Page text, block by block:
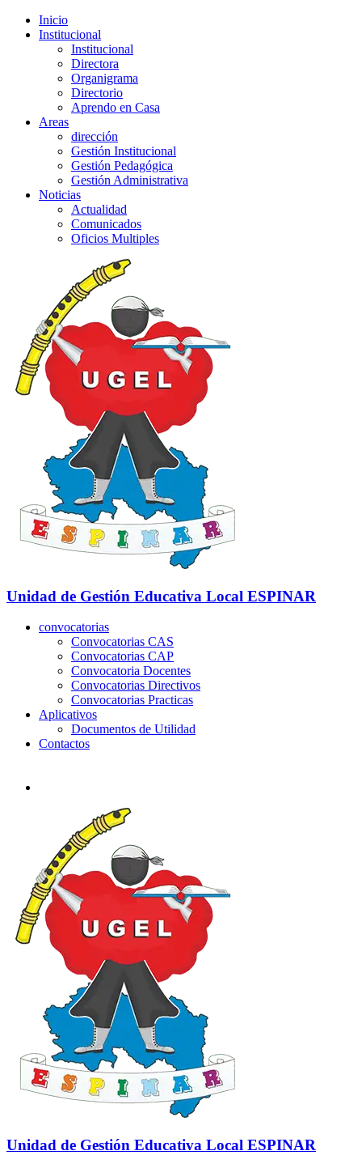
Inicio
Institucional
Institucional
Directora
Organigrama
Directorio
Aprendo en Casa
Areas
dirección
Gestión Institucional
Gestión Pedagógica
Gestión Administrativa
Noticias
Actualidad
Comunicados
Oficios Multiples
Unidad de Gestión Educativa Local ESPINAR
convocatorias
Convocatorias CAS
Convocatorias CAP
Convocatoria Docentes
Convocatorias Directivos
Convocatorias Practicas
Aplicativos
Documentos de Utilidad
Contactos
Unidad de Gestión Educativa Local ESPINAR